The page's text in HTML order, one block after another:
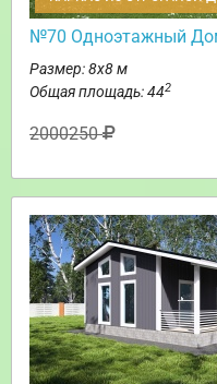
№70 Одноэтажный
Размер: 8х8 м
Общая площадь: 442
2000250